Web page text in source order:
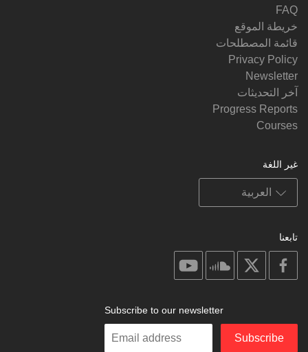
FAQ
خريطة الموقع
قائمة المصطلحات
Privacy Policy
Newsletter
آخر التحديثات
Progress Reports
Courses
غير اللغة
تابعنا
facebook
soundcloud
Subscribe to our newsletter
Enter
Subscribe